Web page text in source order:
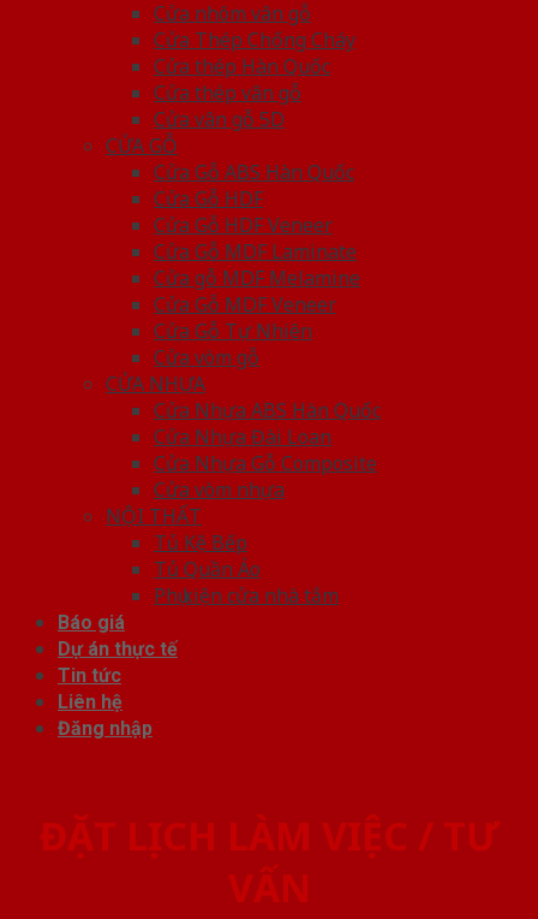
Cửa nhôm vân gỗ
Cửa Thép Chống Cháy
Cửa thép Hàn Quốc
Cửa thép vân gỗ
Cửa vân gỗ 5D
CỬA GỖ
Cửa Gỗ ABS Hàn Quốc
Cửa Gỗ HDF
Cửa Gỗ HDF Veneer
Cửa Gỗ MDF Laminate
Cửa gỗ MDF Melamine
Cửa Gỗ MDF Veneer
Cửa Gỗ Tự Nhiên
Cửa vòm gỗ
CỬA NHỰA
Cửa Nhựa ABS Hàn Quốc
Cửa Nhựa Đài Loan
Cửa Nhựa Gỗ Composite
Cửa vòm nhựa
NỘI THẤT
Tủ Kệ Bếp
Tủ Quần Áo
Phụ kiện cửa nhà tắm
Báo giá
Dự án thực tế
Tin tức
Liên hệ
Đăng nhập
ĐẶT LỊCH LÀM VIỆC / TƯ
VẤN